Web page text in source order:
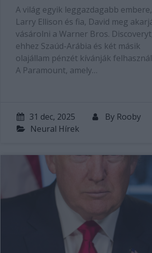
A világ egyik leggazdagabb embere,
Larry Ellison és fia, David meg
vásárolni a Warner Bros.
ehhez Szaúd-Arábia és két másik
olajállam pénzét kívánják
A Paramount, amely…
31 dec, 2025 By Rooby
Neural Hírek